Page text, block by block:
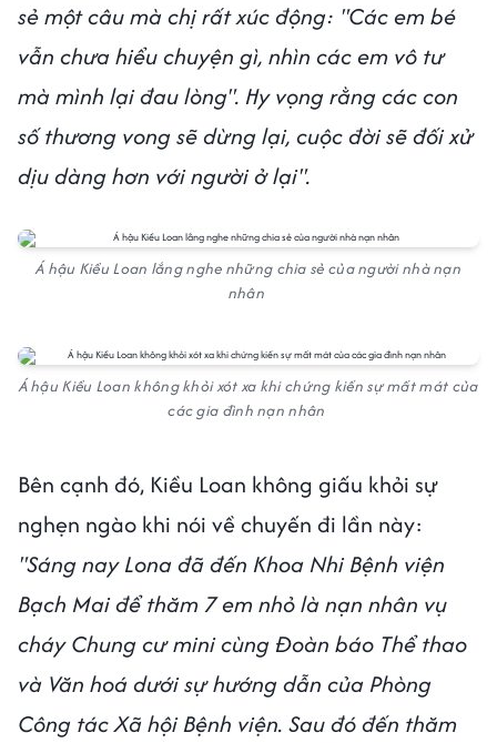
sẻ một câu mà chị rất xúc động: "Các em bé
vẫn chưa hiểu chuyện gì, nhìn các em vô tư
mà mình lại đau lòng". Hy vọng rằng các con
số thương vong sẽ dừng lại, cuộc đời sẽ đối xử
dịu dàng hơn với người ở lại".
Á hậu Kiều Loan lắng nghe những chia sẻ của người nhà nạn
nhân
Á hậu Kiều Loan không khỏi xót xa khi chứng kiến sự mất mát của
các gia đình nạn nhân
Bên cạnh đó, Kiều Loan không giấu khỏi sự
nghẹn ngào khi nói về chuyến đi lần này:
"Sáng nay Lona đã đến Khoa Nhi Bệnh viện
Bạch Mai để thăm 7 em nhỏ là nạn nhân vụ
cháy Chung cư mini cùng Đoàn báo Thể thao
và Văn hoá dưới sự hướng dẫn của Phòng
Công tác Xã hội Bệnh viện. Sau đó đến thăm